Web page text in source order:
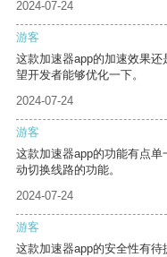
2024-07-24
游客
这款加速器app的加速效果
望开发者能够优化一下。
2024-07-24
游客
这款加速器app的功能有点
动切换线路的功能。
2024-07-24
游客
这款加速器app的安全性有